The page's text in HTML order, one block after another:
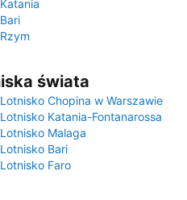
Katania
Bari
Rzym
świata
Lotnisko Chopina w Warszawie
Lotnisko Katania-Fontanarossa
Lotnisko Malaga
Lotnisko Bari
Lotnisko Faro